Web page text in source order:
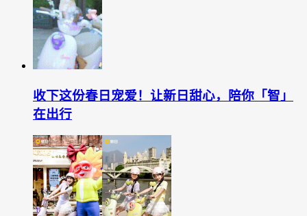
收下这份春日宠爱！让新日甜心，陪你「智」
在出行